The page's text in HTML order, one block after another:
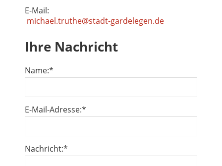
E-Mail:
michael.truthe@stadt-gardelegen.de
Ihre Nachricht
Name:*
E-Mail-Adresse:*
Nachricht:*